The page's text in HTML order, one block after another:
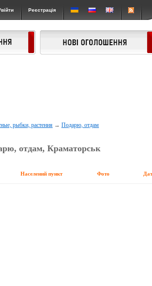
Реєстрація
рыбки, растения →Подарю, отдам
отдам, Краматорськ
Фото
Населений пункт